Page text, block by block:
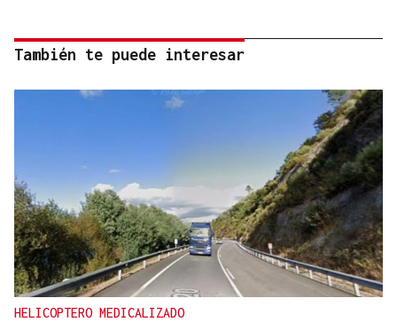
También te puede interesar
HELICOPTERO MEDICALIZADO